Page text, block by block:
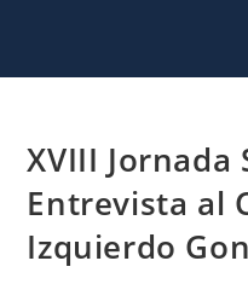
XVIII Jornada
Entrevista al
Izquierdo